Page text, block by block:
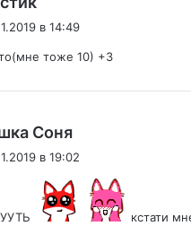
в 14:49
тоже 10) +3
Соня
в 19:02
кстати